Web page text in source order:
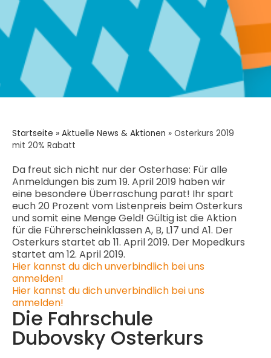
Startseite » Aktuelle News & Aktionen » Osterkurs 2019
mit 20% Rabatt
Da freut sich nicht nur der Osterhase: Für alle
Anmeldungen bis zum 19. April 2019 haben wir
eine besondere Überraschung parat! Ihr spart
euch 20 Prozent vom Listenpreis beim Osterkurs
und somit eine Menge Geld! Gültig ist die Aktion
für die Führerscheinklassen A, B, L17 und A1. Der
Osterkurs startet ab 11. April 2019. Der Mopedkurs
startet am 12. April 2019.
Hier kannst du dich unverbindlich bei uns
anmelden!
Hier kannst du dich unverbindlich bei uns
anmelden!
Die Fahrschule
Dubovsky Osterkurs